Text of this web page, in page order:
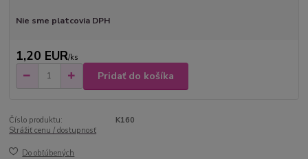
Nie sme platcovia DPH
1,20 EUR/ks
Pridať do košíka
Číslo produktu:
K160
Strážiť cenu / dostupnosť
Do obľúbených